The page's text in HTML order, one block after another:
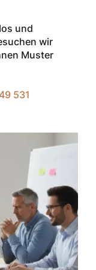
und
wir
Muster
531